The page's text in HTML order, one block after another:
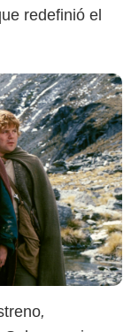
redefinió el
,